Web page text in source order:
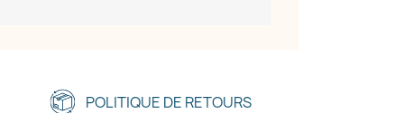
POLITIQUE DE RETOURS